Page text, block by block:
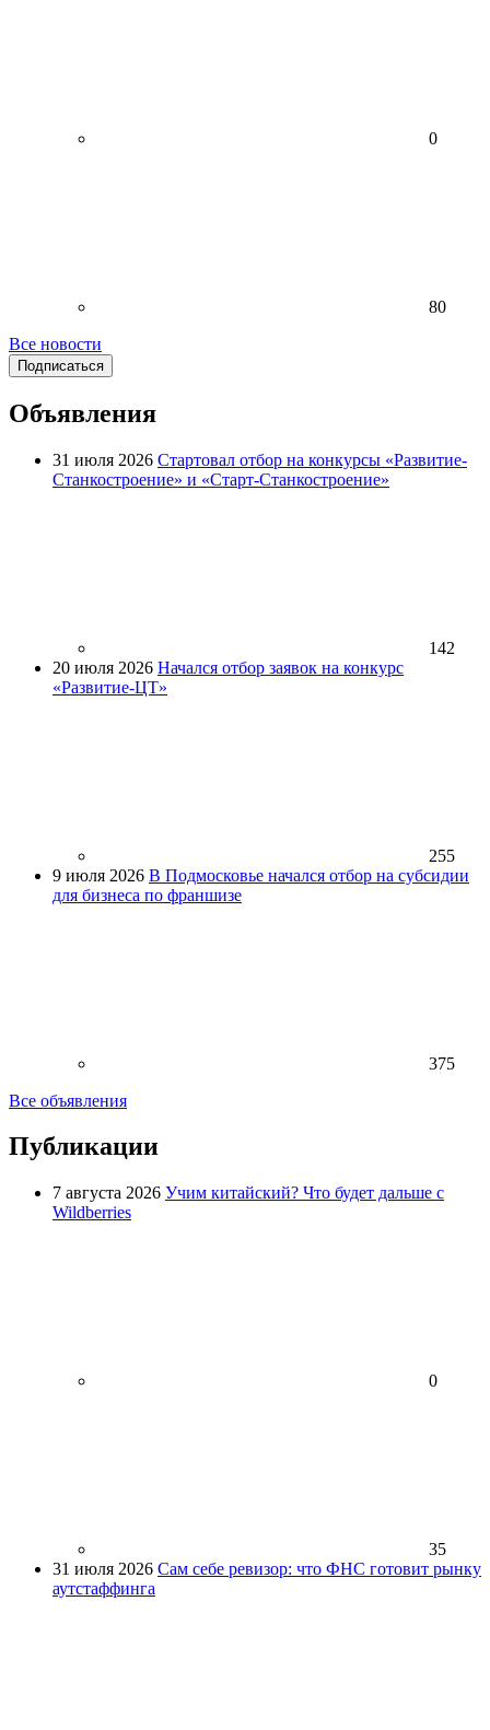
0
80
Все новости
Подписаться
Объявления
31 июля 2026 Стартовал отбор на конкурсы «Развитие-
Станкостроение» и «Старт-Станкостроение»
142
20 июля 2026 Начался отбор заявок на конкурс
«Развитие-ЦТ»
255
9 июля 2026 В Подмосковье начался отбор на субсидии
для бизнеса по франшизе
375
Все объявления
Публикации
7 августа 2026 Учим китайский? Что будет дальше с
Wildberries
0
35
31 июля 2026 Сам себе ревизор: что ФНС готовит рынку
аутстаффинга